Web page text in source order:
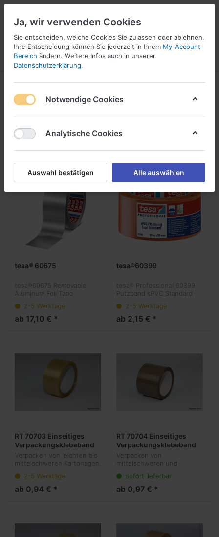
Menü Anmelden Wunschliste
1
1-24von
Filtern Sortieren
tesa® 60675
tesa®60675 Removable
Aluminum Foil Tape
2-5 Werktage
ab 17,10 € *
tesa®60399
tesa® Professional 60399
Putzband sPVC Standard
2-5 Werktage
ab 2,15 € *
RT 70703 Einseitiges
Verpackungsklebeband
transparent
Verpacken von leichten bis
mittelschweren Kartonagen.
Verpackungsband mit
Polypropylen-Folienträger
und Acrylatklebstoff. Laut
2-5 Werktage
ab 0,94 € *
RT 70704 Einseitiges
Verpackungsklebeband
leise abrollend
Verpacken von
mittelschweren und
Einseitig klebendes, 0,05
mm dickes
Polypropylenklebeband mit
sofort lieferbar
ab 0,97 € *
Ja, wir verwenden Cookies
Sie entscheiden, welche Cookies Sie zulassen oder ablehnen.
Ihre Entscheidung können Sie jederzeit in Ihrem My-Account-
Bereich ändern. Weitere Infos auch in unserer
Datenschutzerklärung.
Notwendige Cookies
Analytische Cookies
Auswahl bestätigen Alle auswählen